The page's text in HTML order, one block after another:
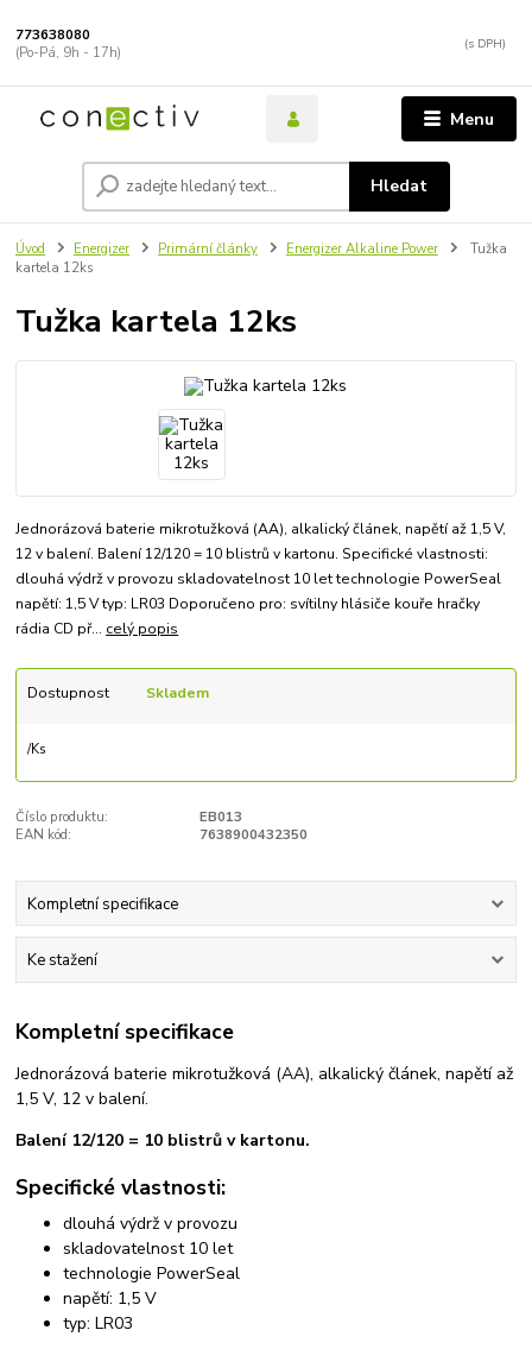
Menu
Hledat
773638080
(Po-Pá, 9h - 17h)
Úvod Energizer Primární články Energizer Alkaline Power
Tužka
kartela 12ks
Tužka kartela 12ks
Jednorázová baterie mikrotužková (AA), alkalický článek, napětí až 1,5 V,
12 v balení. Balení 12/120 = 10 blistrů v kartonu. Specifické vlastnosti:
dlouhá výdrž v provozu skladovatelnost 10 let technologie PowerSeal
napětí: 1,5 V typ: LR03 Doporučeno pro: svítilny hlásiče kouře hračky
rádia CD př... celý popis
Dostupnost Skladem
/Ks
Číslo produktu:
EB013
EAN kód:
7638900432350
Kompletní specifikace
Ke stažení
Kompletní specifikace
Jednorázová baterie mikrotužková (AA), alkalický článek, napětí až
1,5 V, 12 v balení.
Balení 12/120 = 10 blistrů v kartonu.
Specifické vlastnosti:
dlouhá výdrž v provozu
skladovatelnost 10 let
technologie PowerSeal
napětí: 1,5 V
typ: LR03